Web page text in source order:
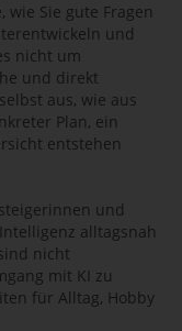
Sie gute Fragen
und
nicht um
und direkt
aus, wie aus
Plan, ein
entstehen
und
alltagsnah
nicht
mit KI zu
für Alltag, Hobby